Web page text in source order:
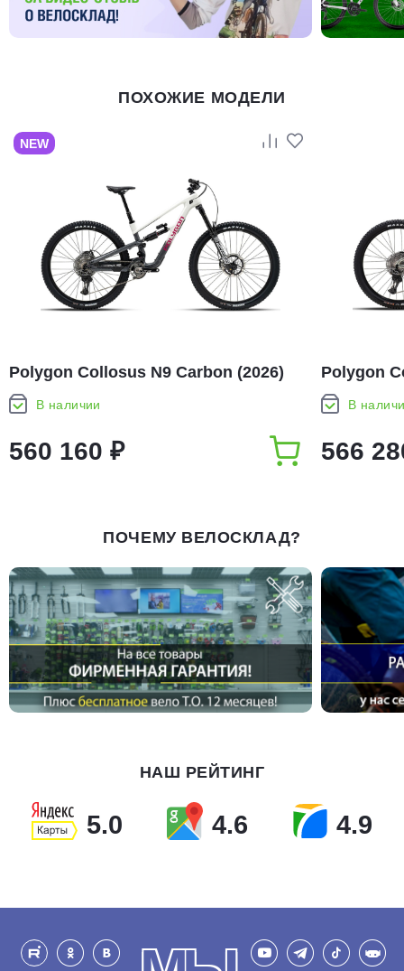
ПОХОЖИЕ МОДЕЛИ
NEW
Polygon Collosus N9 Carbon (2026)
В наличии
560 160 ₽
Polygon
В
566
ПОЧЕМУ ВЕЛОСКЛАД?
НАШ РЕЙТИНГ
5.0 4.6 4.9